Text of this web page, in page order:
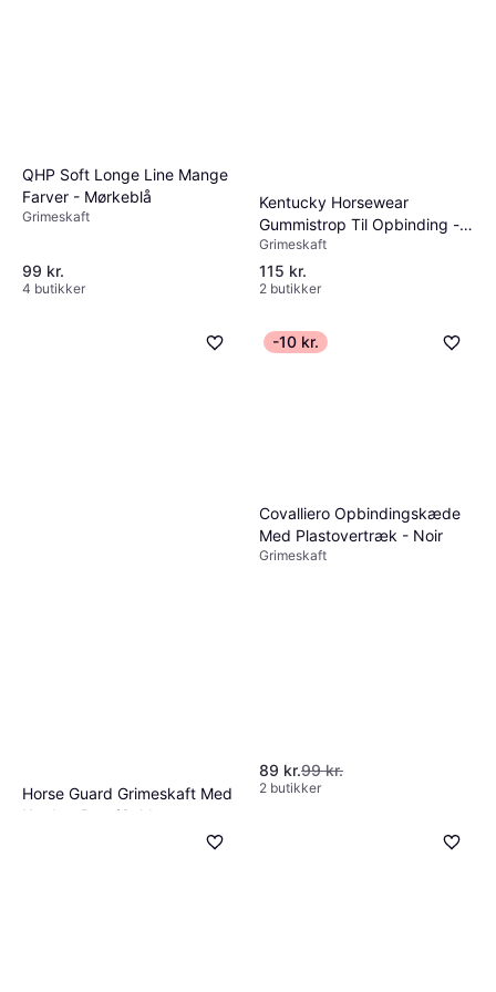
QHP Soft Longe Line Mange
Farver - Mørkeblå
Grimeskaft
99 kr.
4 butikker
Kentucky Horsewear
Gummistrop Til Opbinding -
Trailertov
Grimeskaft
115 kr.
2 butikker
Horse Guard Grimeskaft Med
Kæde - Brun/Guld
-10 kr.
Covalliero Opbindingskæde
Med Plastovertræk - Noir
Grimeskaft
89 kr.99 kr.
2 butikker